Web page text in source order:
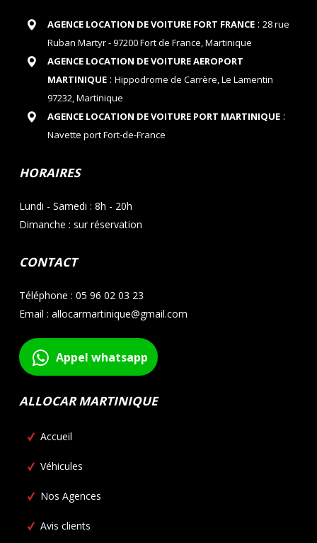
AGENCE LOCATION DE VOITURE FORT FRANCE: 28 rue
Ruban Martyr - 97200 Fort de France, Martinique
AGENCE LOCATION DE VOITURE AEROPORT
MARTINIQUE: Hippodrome de Carrère, Le Lamentin
97232, Martinique
AGENCE LOCATION DE VOITURE PORT MARTINIQUE:
Navette port Fort-de-France
HORAIRES
Lundi - Samedi : 8h - 20h
Dimanche : sur réservation
CONTACT
Téléphone : 05 96 02 03 23
Email : allocarmartinique@gmail.com
Appel whatsapp
ALLOCAR MARTINIQUE
Accueil
Véhicules
Nos Agences
Avis clients